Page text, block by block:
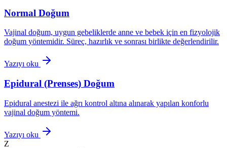
Normal Doğum
Vajinal doğum, uygun gebeliklerde anne ve bebek için en fizyolojik
doğum yöntemidir. Süreç, hazırlık ve sonrası birlikte değerlendirilir.
Yazıyı oku
Epidural (Prenses) Doğum
Epidural anestezi ile ağrı kontrol altına alınarak yapılan konforlu
vajinal doğum yöntemi.
Yazıyı oku
Z